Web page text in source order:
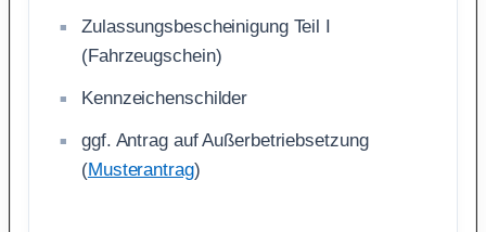
Zulassungsbescheinigung Teil I
(Fahrzeugschein)
Kennzeichenschilder
ggf. Antrag auf Außerbetriebsetzung
(Musterantrag)